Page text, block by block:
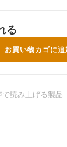
る
お買い物カゴに追
読み上げる製品